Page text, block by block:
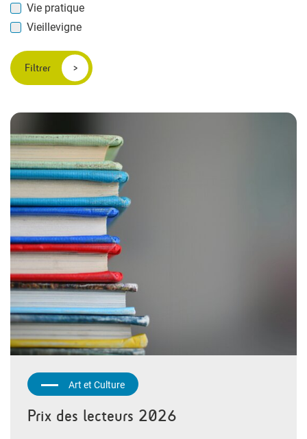
Vie pratique
Vieillevigne
Filtrer
Art et Culture
Prix des lecteurs 2026